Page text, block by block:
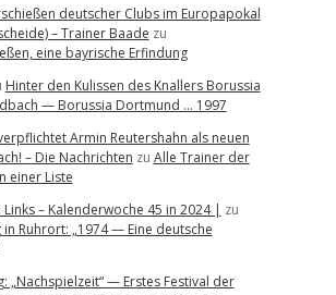
deutscher Clubs im Europapokal
– Trainer Baade zu
eine bayrische Erfindung
Hinter den Kulissen des Knallers Borussia
— Borussia Dortmund … 1997
Armin Reutershahn als neuen
– Die Nachrichten zu Alle Trainer der
einer Liste
Links – Kalenderwoche 45 in 2024 | zu
in Ruhrort: „1974 — Eine deutsche
„Nachspielzeit“ — Erstes Festival der